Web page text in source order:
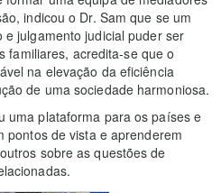
indicou o Dr. Sam que se um
julgamento judicial puder ser
familiares, acredita-se que o
na elevação da eficiência
de uma sociedade harmoniosa.
uma plataforma para os países e
pontos de vista e aprenderem
sobre as questões de